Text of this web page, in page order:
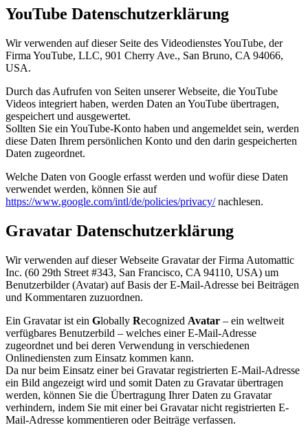
YouTube Datenschutzerklärung
Wir verwenden auf dieser Seite des Videodienstes YouTube, der
Firma YouTube, LLC, 901 Cherry Ave., San Bruno, CA 94066,
USA.
Durch das Aufrufen von Seiten unserer Webseite, die YouTube
Videos integriert haben, werden Daten an YouTube übertragen,
gespeichert und ausgewertet.
Sollten Sie ein YouTube-Konto haben und angemeldet sein, werden
diese Daten Ihrem persönlichen Konto und den darin gespeicherten
Daten zugeordnet.
Welche Daten von Google erfasst werden und wofür diese Daten
verwendet werden, können Sie auf
https://www.google.com/intl/de/policies/privacy/nachlesen.
Gravatar Datenschutzerklärung
Wir verwenden auf dieser Webseite Gravatar der Firma Automattic
Inc. (60 29th Street #343, San Francisco, CA 94110, USA) um
Benutzerbilder (Avatar) auf Basis der E-Mail-Adresse bei Beiträgen
und Kommentaren zuzuordnen.
Ein Gravatar ist ein Globally Recognized Avatar – ein weltweit
verfügbares Benutzerbild – welches einer E-Mail-Adresse
zugeordnet und bei deren Verwendung in verschiedenen
Onlinediensten zum Einsatz kommen kann.
Da nur beim Einsatz einer bei Gravatar registrierten E-Mail-Adresse
ein Bild angezeigt wird und somit Daten zu Gravatar übertragen
werden, können Sie die Übertragung Ihrer Daten zu Gravatar
verhindern, indem Sie mit einer bei Gravatar nicht registrierten E-
Mail-Adresse kommentieren oder Beiträge verfassen.